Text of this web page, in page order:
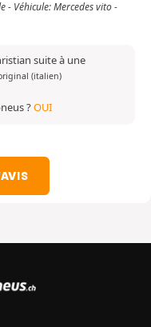
- Véhicule: Mercedes vito -
suite à une
(italien)
?OUI